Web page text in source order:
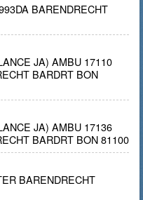
BARENDRECHT
JA) AMBU 17110
BARDRT BON
JA) AMBU 17136
BARDRT BON 81100
BARENDRECHT